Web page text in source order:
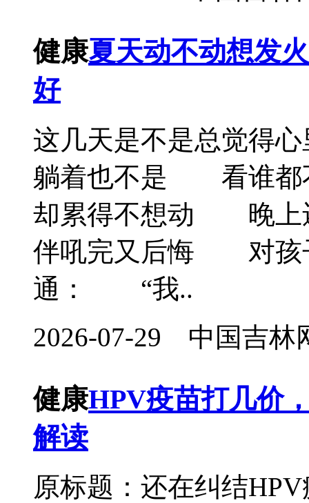
健康夏天动不动想发
好
这几天是不是总觉得
躺着也不是 看谁都
却累得不想动 晚上
伴吼完又后悔 对孩
通： “我..
2026-07-29 中国吉
健康HPV疫苗打几价
解读
原标题：还在纠结